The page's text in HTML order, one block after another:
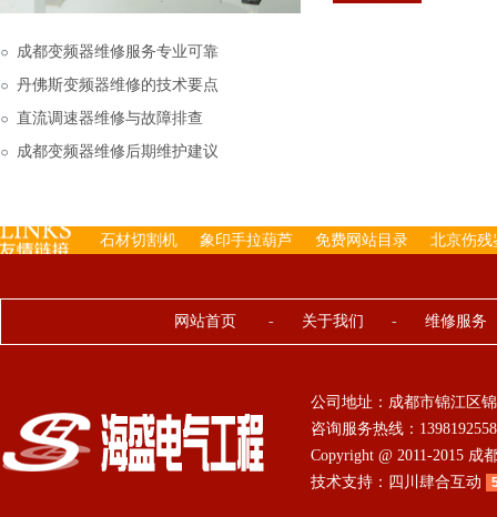
下来的，机内已经存有
成都变频器维修服务专业可靠
丹佛斯变频器维修的技术要点
直流调速器维修与故障排查
成都变频器维修后期维护建议
石材切割机 象印手拉葫芦 免费网站目录 北京伤残
网站首页 - 关于我们 - 维修服务
公司地址：成都市锦江区
咨询服务热线：
Copyright @ 2011-2015
技术支持： 四川肆合互动